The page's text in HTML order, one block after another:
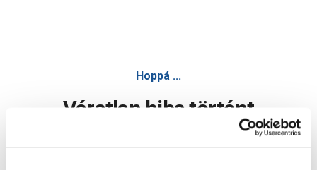
Hoppá ...
Váratlan hiba történt